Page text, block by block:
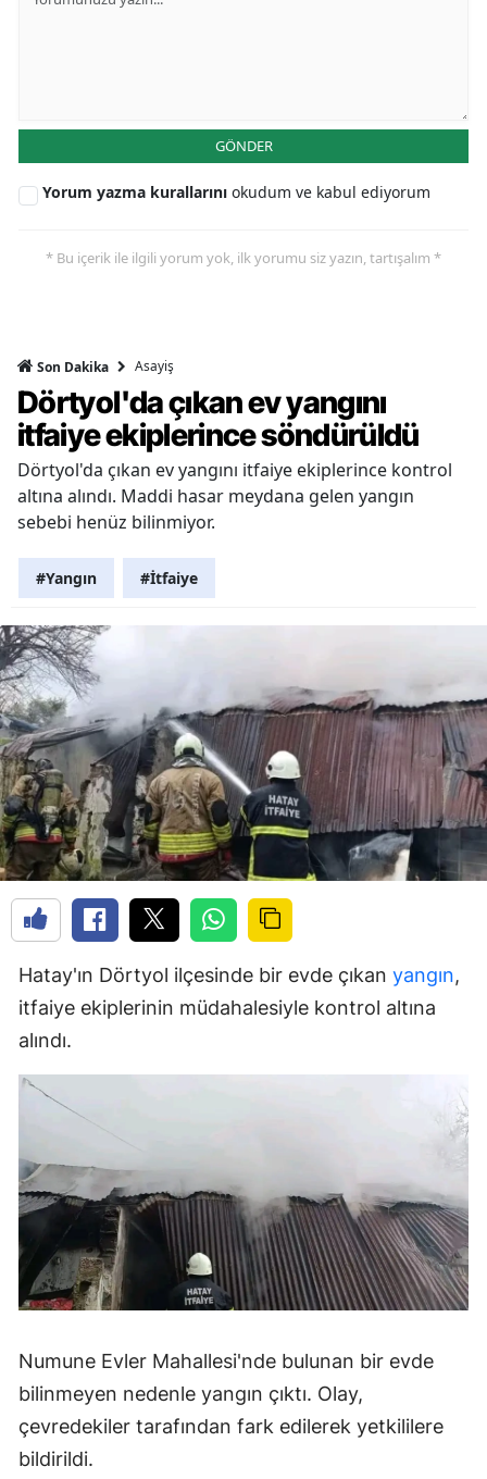
GÖNDER
Yorum yazma kurallarını okudum ve kabul ediyorum
* Bu içerik ile ilgili yorum yok, ilk yorumu siz yazın, tartışalım *
Son Dakika Asayiş
Dörtyol'da çıkan ev yangını
itfaiye ekiplerince söndürüldü
Dörtyol'da çıkan ev yangını itfaiye ekiplerince kontrol
altına alındı. Maddi hasar meydana gelen yangın
sebebi henüz bilinmiyor.
#Yangın #İtfaiye
Hatay'ın Dörtyol ilçesinde bir evde çıkan yangın,
itfaiye ekiplerinin müdahalesiyle kontrol altına
alındı.
Numune Evler Mahallesi'nde bulunan bir evde
bilinmeyen nedenle yangın çıktı. Olay,
çevredekiler tarafından fark edilerek yetkililere
bildirildi.